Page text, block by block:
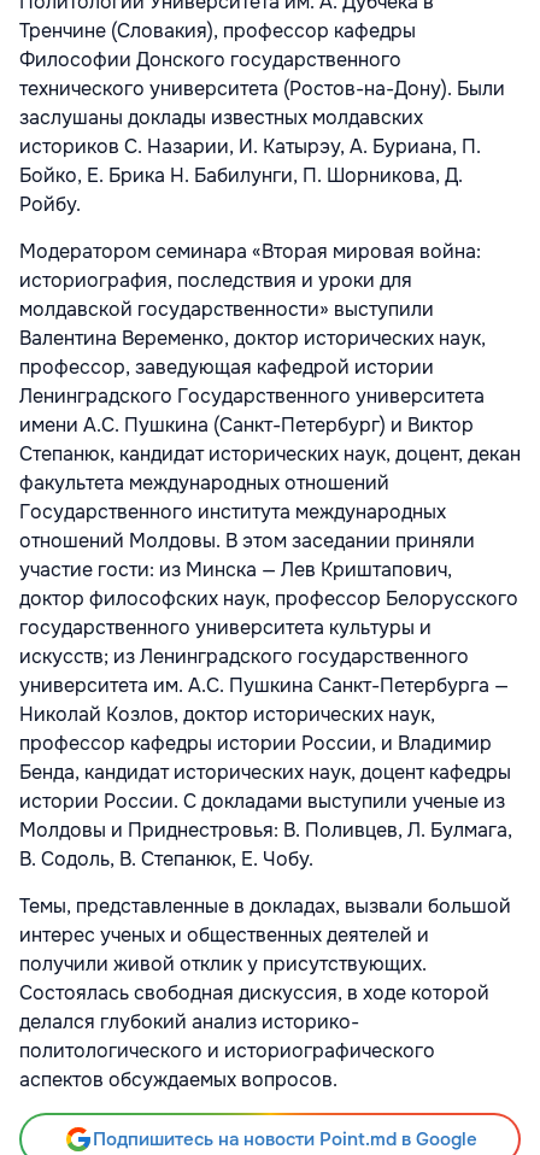
Тренчине (Словакия), профессор кафедры
Философии Донского государственного
технического университета (Ростов-на-Дону). Были
заслушаны доклады известных молдавских
историков С. Назарии, И. Катырэу, А. Буриана, П.
Бойко, Е. Брика Н. Бабилунги, П. Шорникова, Д.
Ройбу.
Модератором семинара «Вторая мировая война:
историография, последствия и уроки для
молдавской государственности» выступили
Валентина Веременко, доктор исторических наук,
профессор, заведующая кафедрой истории
Ленинградского Государственного университета
имени А.С. Пушкина (Санкт-Петербург) и Виктор
Степанюк, кандидат исторических наук, доцент, декан
факультета международных отношений
Государственного института международных
отношений Молдовы. В этом заседании приняли
участие гости: из Минска — Лев Криштапович,
доктор философских наук, профессор Белорусского
государственного университета культуры и
искусств; из Ленинградского государственного
университета им. А.С. Пушкина Санкт-Петербурга —
Николай Козлов, доктор исторических наук,
профессор кафедры истории России, и Владимир
Бенда, кандидат исторических наук, доцент кафедры
истории России. С докладами выступили ученые из
Молдовы и Приднестровья: В. Поливцев, Л. Булмага,
В. Содоль, В. Степанюк, Е. Чобу.
Темы, представленные в докладах, вызвали большой
интерес ученых и общественных деятелей и
получили живой отклик у присутствующих.
Состоялась свободная дискуссия, в ходе которой
делался глубокий анализ историко-
политологического и историографического
аспектов обсуждаемых вопросов.
Подпишитесь на новости Point.md в Google